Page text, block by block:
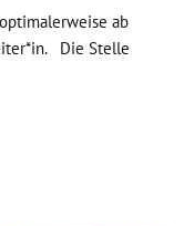
ab
Die Stelle